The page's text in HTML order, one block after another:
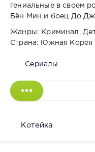
гениальные в своем
Бён Мин и боец До
Жанры: Криминал,
Страна: Южная Корея
Сериалы
Котейка